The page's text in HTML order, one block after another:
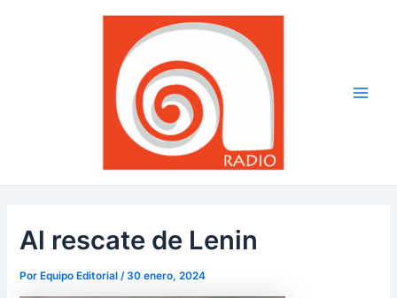
Al rescate de Lenin
Por Equipo Editorial/30 enero, 2024